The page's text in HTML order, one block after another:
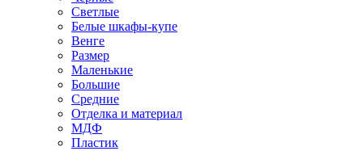
Светлые
Белые шкафы-купе
Венге
Размер
Маленькие
Большие
Средние
Отделка и материал
МДФ
Пластик